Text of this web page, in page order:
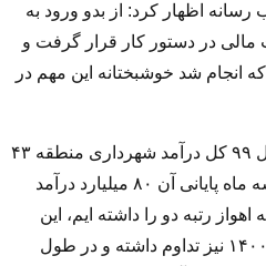
اصحاب رسانه اظهار کرد: از بدو ورود به
در دستور کار قرار گرفت و
انجام شد خوشبختانه این مهم در
وی افزود: در نه ماه ابتدایی سال ۹۹ کل درآمد شهرداری منطقه ۴۳
میلیارد تومان بوده است و در سه ماه پایانی آن ۸۰ میلیارد درآمد
رتبه دو را داشته ایم، این
تلاش و افزایش درآمد در سال ۱۴۰۰ نیز تداوم داشته و در طول